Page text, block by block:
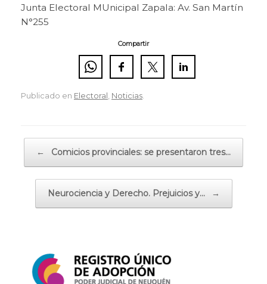
Junta Electoral MUnicipal Zapala: Av. San Martín
N°255
Compartir
Publicado en Electoral Noticias
← Comicios provinciales: se presentaron tres…
Neurociencia y Derecho. Prejuicios y… →